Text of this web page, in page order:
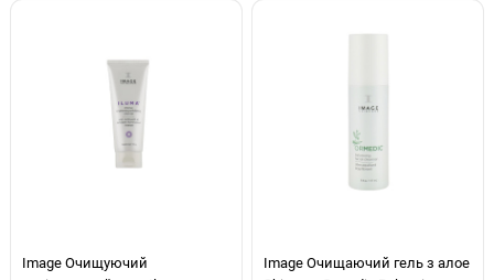
Image Очищуючий
Image Очищаючий гель з алое